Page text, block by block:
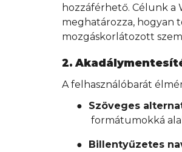
hozzáférhető. Célunk a
meghatározza, hogyan
mozgáskorlátozott
2.
A felhasználóbarát
●
Szöveges
formátumokká
● Billentyűzetes